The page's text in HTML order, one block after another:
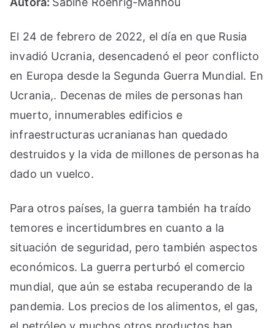
El 24 de febrero de 2022, el día en que Rusia
invadió Ucrania, desencadenó el peor conflicto
en Europa desde la Segunda Guerra Mundial. En
Ucrania,. Decenas de miles de personas han
muerto, innumerables edificios e
infraestructuras ucranianas han quedado
destruidos y la vida de millones de personas ha
dado un vuelco.
Para otros países, la guerra también ha traído
temores e incertidumbres en cuanto a la
situación de seguridad, pero también aspectos
económicos. La guerra perturbó el comercio
mundial, que aún se estaba recuperando de la
pandemia. Los precios de los alimentos, el gas,